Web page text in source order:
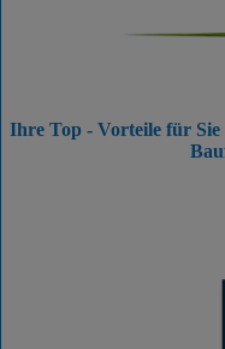
Ihre Top - Vorteile für